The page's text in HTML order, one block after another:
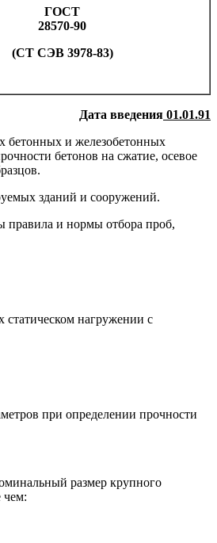
ГОСТ
28570-90
(СТ СЭВ 3978-83)
Дата введения 01.01.91
бетонных и железобетонных
бетонов на сжатие, осевое
зданий и сооружений.
правила и нормы отбора проб,
нагружении с
при определении прочности
размер крупного
чем: